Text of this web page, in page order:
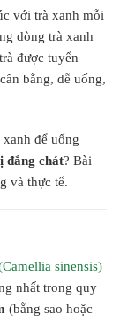
với trà xanh mỗi
dòng trà xanh
được tuyển
bằng, dễ uống,
để uống
đắng chát? Bài
và thực tế.
sinensis)
nhất trong quy
(bằng sao hoặc